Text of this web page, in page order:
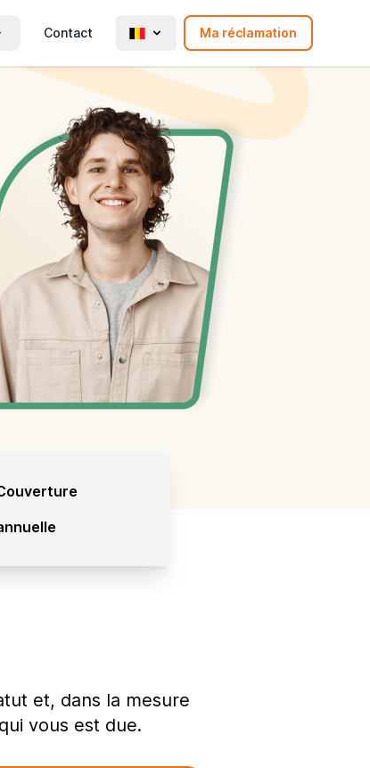
Contact Ma réclamation
et, dans la mesure
vous est due.